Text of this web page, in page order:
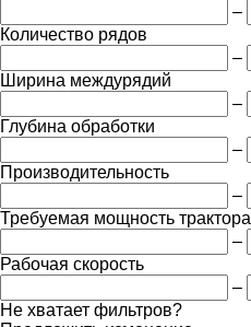
–
Количество рядов
–
Ширина междурядий
–
Глубина обработки
–
Производительность
–
Требуемая мощность трактора
–
Рабочая скорость
–
Не хватает фильтров?